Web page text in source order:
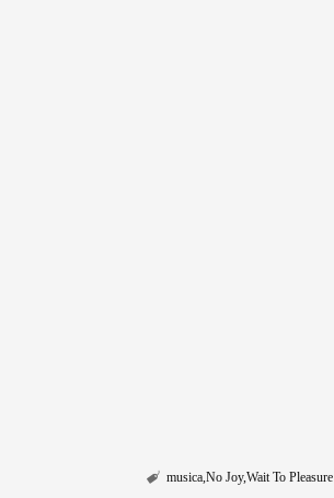
musica No Joy Wait To Pleasure